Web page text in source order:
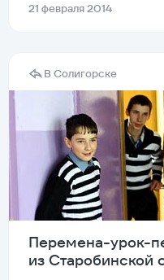
21 февраля 2014
В Солигорске
Перемена-урок-
из Старобинской